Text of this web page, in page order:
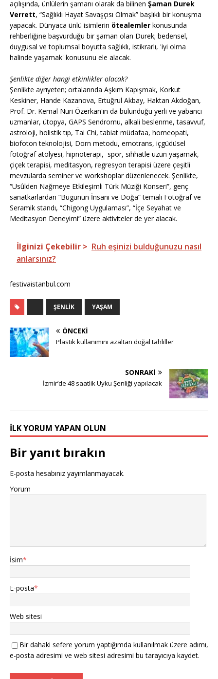
açılışında, ünlülerin şamanı olarak da bilinen Şaman Durek
Verrett, “Sağlıklı Hayat Savaşçısı Olmak” başlıklı bir konuşma
yapacak. Dünyaca ünlü isimlerin ötealemler konusunda
rehberliğine başvurduğu bir şaman olan Durek; bedensel,
duygusal ve toplumsal boyutta sağlıklı, istikrarlı, 'iyi olma
halinde yaşamak' konusunu ele alacak.
Şenlikte diğer hangi etkinlikler olacak?
Şenlikte ayrıyeten; ortalarında Aşkım Kapışmak, Korkut
Keskiner, Hande Kazanova, Ertuğrul Akbay, Haktan Akdoğan,
Prof. Dr. Kemal Nuri Özerkan'ın da bulunduğu yerli ve yabancı
uzmanlar, ütopya, GAPS Sendromu, alkali beslenme, tasavvuf,
astroloji, holistik tıp, Tai Chi, tabiat müdafaa, homeopati,
biofoton teknolojisi, Dorn metodu, emotrans, içgüdüsel
fotoğraf atölyesi, hipnoterapi, spor, sıhhatle uzun yaşamak,
çiçek terapisi, meditasyon, regresyon terapisi üzere çeşitli
mevzularda seminer ve workshoplar düzenlenecek. Şenlikte,
“Usûlden Nağmeye Etkileşimli Türk Müziği Konseri”, genç
sanatkarlardan “Bugünün İnsanı ve Doğa” temalı Fotoğraf ve
Seramik standı, “Chigong Uygulaması”, “İçe Seyahat ve
Meditasyon Deneyimi” üzere aktiviteler de yer alacak.
İlginizi Çekebilir > Ruh eşinizi bulduğunuzu nasıl
anlarsınız?
​festivaistanbul.com
ŞENLIK YAŞAM
ÖNCEKI
Plastik kullanımını azaltan doğal tahliller
SONRAKI
İzmir’de 48 saatlik Uyku Şenliği yapılacak
İLK YORUM YAPAN OLUN
Bir yanıt bırakın
E-posta hesabınız yayımlanmayacak.
Yorum
İsim*
E-posta*
Web sitesi
Bir dahaki sefere yorum yaptığımda kullanılmak üzere adımı,
e-posta adresimi ve web sitesi adresimi bu tarayıcıya kaydet.